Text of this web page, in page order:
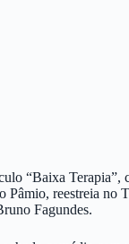
“Baixa Terapia”,
Pâmio, reestreia no
Fagundes.